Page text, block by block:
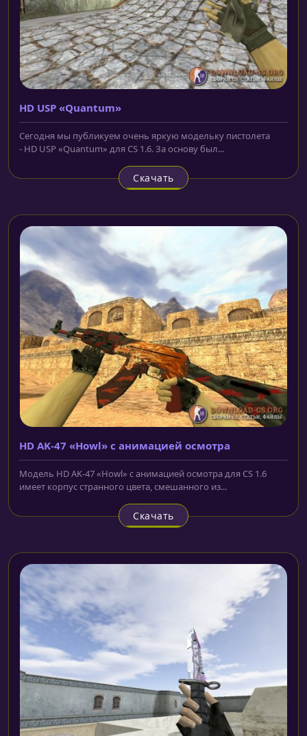
HD USP «Quantum»
Сегодня мы публикуем очень яркую модельку пистолета
- HD USP «Quantum» для CS 1.6. За основу был...
Скачать
HD AK-47 «Howl» с анимацией осмотра
Модель HD AK-47 «Howl» с анимацией осмотра для CS 1.6
имеет корпус странного цвета, смешанного из...
Скачать